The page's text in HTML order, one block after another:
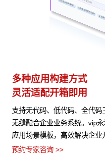
多种应用构建方式
灵活适配开箱即用
支持无代码、低代码、全代码
无缝融合企业业务系统。vip
应用场景模板，高效解决企业
预约专家咨询 >>